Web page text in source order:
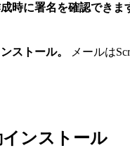
時に署名を確認できま
ストール。
メールは
ンストール